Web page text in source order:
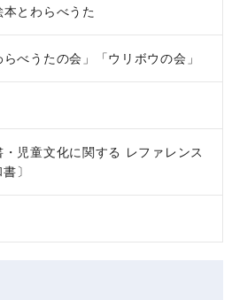
とわらべうた
べうたの会」「ウリボウの会」
児童文化に関する レファレンス
〕